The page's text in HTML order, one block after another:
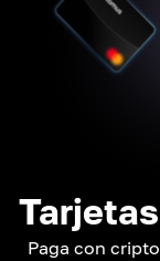
Paga con